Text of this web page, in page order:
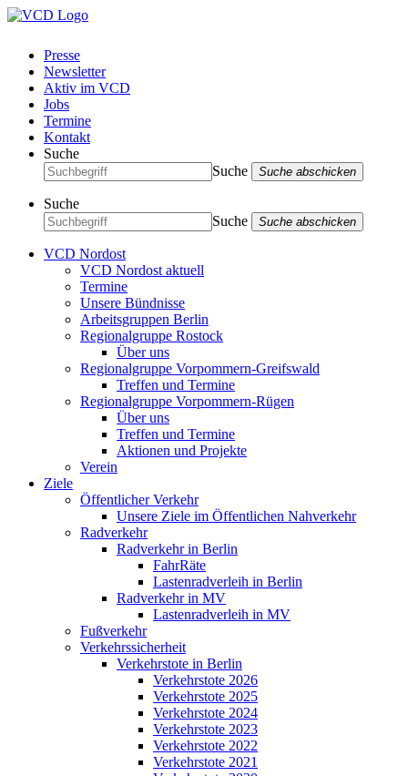
Presse
Newsletter
Aktiv im VCD
Jobs
Termine
Kontakt
Suche
Suche
Suche abschicken
Suche
Suche
Suche abschicken
VCD Nordost
VCD Nordost aktuell
Termine
Unsere Bündnisse
Arbeitsgruppen Berlin
Regionalgruppe Rostock
Über uns
Regionalgruppe Vorpommern-Greifswald
Treffen und Termine
Regionalgruppe Vorpommern-Rügen
Über uns
Treffen und Termine
Aktionen und Projekte
Verein
Ziele
Öffentlicher Verkehr
Unsere Ziele im Öffentlichen Nahverkehr
Radverkehr
Radverkehr in Berlin
FahrRäte
Lastenradverleih in Berlin
Radverkehr in MV
Lastenradverleih in MV
Fußverkehr
Verkehrssicherheit
Verkehrstote in Berlin
Verkehrstote 2026
Verkehrstote 2025
Verkehrstote 2024
Verkehrstote 2023
Verkehrstote 2022
Verkehrstote 2021